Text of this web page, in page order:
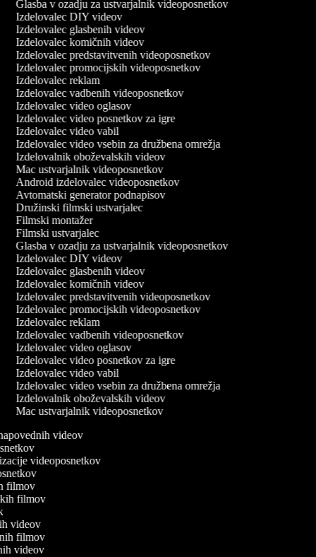
Glasba v ozadju za ustvarjalnik videoposnetkov
Izdelovalec DIY videov
Izdelovalec glasbenih videov
Izdelovalec komičnih videov
Izdelovalec predstavitvenih videoposnetkov
Izdelovalec promocijskih videoposnetkov
Izdelovalec reklam
Izdelovalec vadbenih videoposnetkov
Izdelovalec video oglasov
Izdelovalec video posnetkov za igre
Izdelovalec video vabil
Izdelovalec video vsebin za družbena omrežja
Izdelovalnik oboževalskih videov
Mac ustvarjalnik videoposnetkov
Android izdelovalec videoposnetkov
Avtomatski generator podnapisov
Družinski filmski ustvarjalec
Filmski montažer
Filmski ustvarjalec
Glasba v ozadju za ustvarjalnik videoposnetkov
Izdelovalec DIY videov
Izdelovalec glasbenih videov
Izdelovalec komičnih videov
Izdelovalec predstavitvenih videoposnetkov
Izdelovalec promocijskih videoposnetkov
Izdelovalec reklam
Izdelovalec vadbenih videoposnetkov
Izdelovalec video oglasov
Izdelovalec video posnetkov za igre
Izdelovalec video vabil
Izdelovalec video vsebin za družbena omrežja
Izdelovalnik oboževalskih videov
Mac ustvarjalnik videoposnetkov
videov
videoposnetkov
filmov
filmov
videov
filmov
videov